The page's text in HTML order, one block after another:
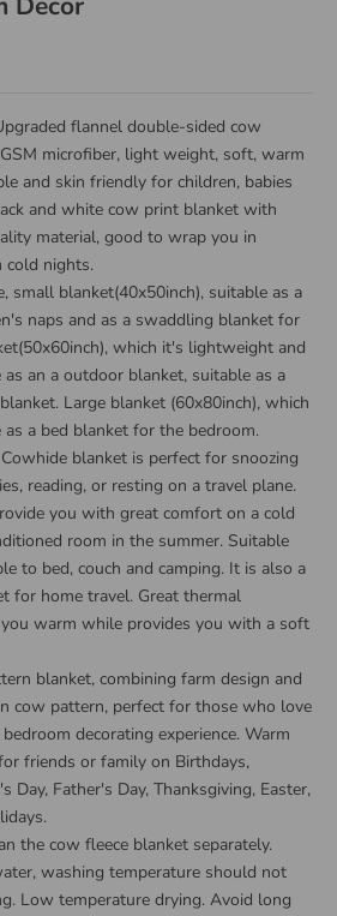
flannel double-sided cow
microfiber, light weight, soft, warm
and skin friendly for children, babies
and white cow print blanket with
material, good to wrap you in
cold nights.
small blanket(40x50inch), suitable as a
naps and as a swaddling blanket for
which it's lightweight and
an a outdoor blanket, suitable as a
Large blanket (60x80inch), which
a bed blanket for the bedroom.
blanket is perfect for snoozing
reading, or resting on a travel plane.
you with great comfort on a cold
room in the summer. Suitable
to bed, couch and camping. It is also a
for home travel. Great thermal
warm while provides you with a soft
blanket, combining farm design and
cow pattern, perfect for those who love
decorating experience. Warm
friends or family on Birthdays,
Day, Father's Day, Thanksgiving, Easter,
the cow fleece blanket separately.
washing temperature should not
Low temperature drying. Avoid long